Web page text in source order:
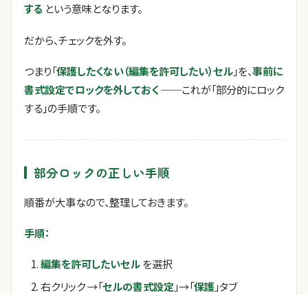
する という意味となります。
だから、チェックを外す。
つまり「保護したくない（編集を許可したい）セル」を、事前に
書式設定でロックを外しておく──これが「部分的にロック
する」の手順です。
部分ロックの正しい手順
順番が大事なので、整理しておきます。
手順：
編集を許可したいセルを選択
右クリック →「セルの書式設定」→「保護」タブ